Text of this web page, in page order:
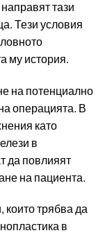
тази
Тези условия
му история.
на потенциално
операцията. В
като
в
да повлияят
на пациента.
трябва да
в